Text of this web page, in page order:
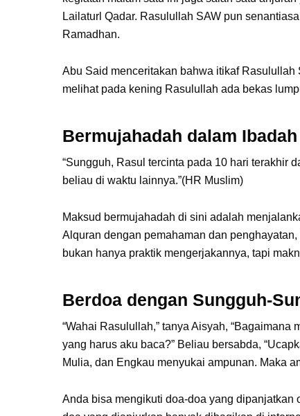
Lailaturl Qadar. Rasulullah SAW pun
Ramadhan.
Abu Said menceritakan bahwa itikaf Rasulullah
melihat pada kening Rasulullah ada bekas
Bermujahadah dalam Ibadah
“Sungguh, Rasul tercinta pada 10 hari terakhir
beliau di waktu lainnya.”(HR Muslim)
Maksud bermujahadah di sini adalah
Alquran dengan pemahaman dan
bukan hanya praktik mengerjakannya, tapi
Berdoa dengan Sungguh-
“Wahai Rasulullah,” tanya Aisyah,
yang harus aku baca?” Beliau bersabda,
Mulia, dan Engkau menyukai ampunan. Maka
Anda bisa mengikuti doa-doa yang